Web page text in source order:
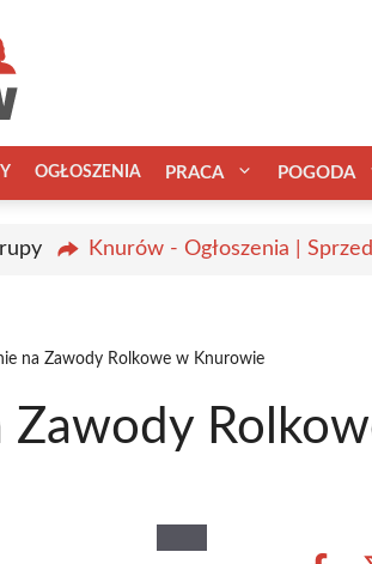
OGŁOSZENIA PRACA POGODA
Knurów - Ogłoszenia |
na Zawody Rolkowe w Knurowie
Zawody